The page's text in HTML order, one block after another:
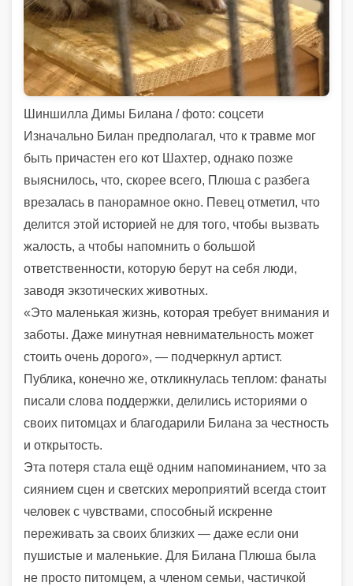
Шиншилла Димы Билана / фото: соцсети
Изначально Билан предполагал, что к травме мог
быть причастен его кот Шахтер, однако позже
выяснилось, что, скорее всего, Плюша с разбега
врезалась в панорамное окно. Певец отметил, что
делится этой историей не для того, чтобы вызвать
жалость, а чтобы напомнить о большой
ответственности, которую берут на себя люди,
заводя экзотических животных.
«Это маленькая жизнь, которая требует внимания и
заботы. Даже минутная невнимательность может
стоить очень дорого», — подчеркнул артист.
Публика, конечно же, откликнулась теплом: фанаты
писали слова поддержки, делились историями о
своих питомцах и благодарили Билана за честность
и открытость.
Эта потеря стала ещё одним напоминанием, что за
сиянием сцен и светских мероприятий всегда стоит
человек с чувствами, способный искренне
переживать за своих близких — даже если они
пушистые и маленькие. Для Билана Плюша была
не просто питомцем, а членом семьи, частичкой